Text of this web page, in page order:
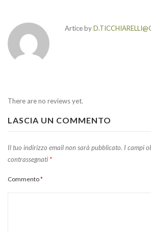
Artice by
There are no reviews yet.
LASCIA UN COMMENTO
Il tuo indirizzo email non sarà pubblicato. I campi
contrassegnati *
Commento*